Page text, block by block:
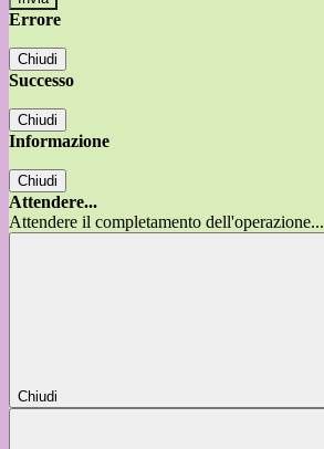
Errore
Chiudi
Successo
Chiudi
Informazione
Chiudi
Attendere...
Attendere il completamento dell'operazione...
Chiudi